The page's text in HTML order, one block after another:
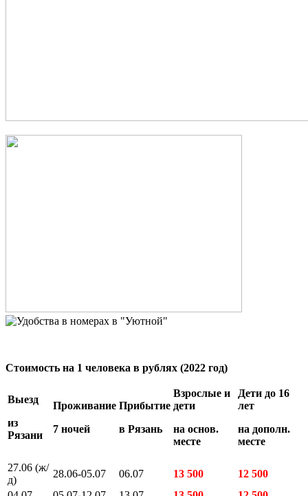
Стоимость на 1 человека в рублях (2022 год)
Выезд
из
Рязани
Проживание
7 ночей
Прибытие
в Рязань
Взрослые и
дети
на основ.
месте
Дети до 16
лет
на дополн.
месте
27.06 (ж/
д)
28.06-05.07 06.07 13 500
12 500